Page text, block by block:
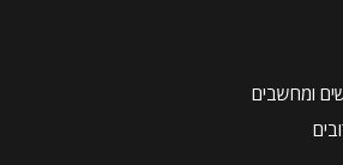
ומחשבים